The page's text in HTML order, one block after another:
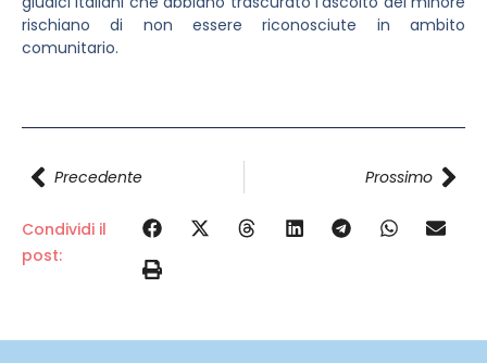
rischiano di non essere riconosciute in ambito
comunitario.
Precedente Prossimo
Condividi il
post: